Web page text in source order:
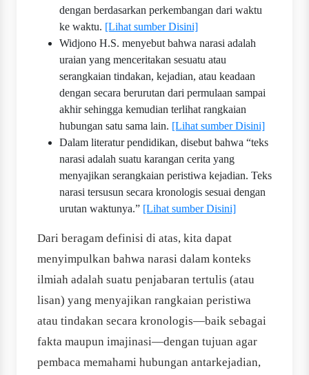
dengan berdasarkan perkembangan dari waktu
ke waktu. [Lihat sumber Disini]
Widjono H.S. menyebut bahwa narasi adalah
uraian yang menceritakan sesuatu atau
serangkaian tindakan, kejadian, atau keadaan
dengan secara berurutan dari permulaan sampai
akhir sehingga kemudian terlihat rangkaian
hubungan satu sama lain. [Lihat sumber Disini]
Dalam literatur pendidikan, disebut bahwa “teks
narasi adalah suatu karangan cerita yang
menyajikan serangkaian peristiwa kejadian. Teks
narasi tersusun secara kronologis sesuai dengan
urutan waktunya.” [Lihat sumber Disini]
Dari beragam definisi di atas, kita dapat
menyimpulkan bahwa narasi dalam konteks
ilmiah adalah suatu penjabaran tertulis (atau
lisan) yang menyajikan rangkaian peristiwa
atau tindakan secara kronologis—baik sebagai
fakta maupun imajinasi—dengan tujuan agar
pembaca memahami hubungan antar­kejadian,